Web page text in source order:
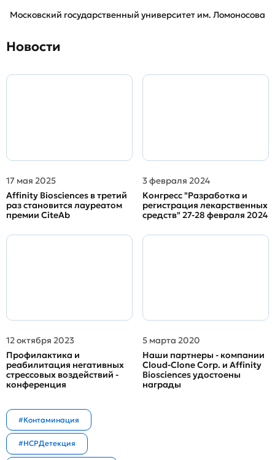
Московский государственный университет им. Ломоносова
Новости
17 мая 2025
Affinity Biosciences в третий
раз становится лауреатом
премии CiteAb
3 февраля 2024
Конгресс "Разработка и
регистрация лекарственных
средств" 27-28 февраля 2024
12 октября 2023
Профилактика и
реабилитация негативных
стрессовых воздействий -
конференция
5 марта 2020
Наши партнеры - компании
Cloud-Clone Corp. и Affinity
Biosciences удостоены
награды
#Контаминация
#HCPДетекция